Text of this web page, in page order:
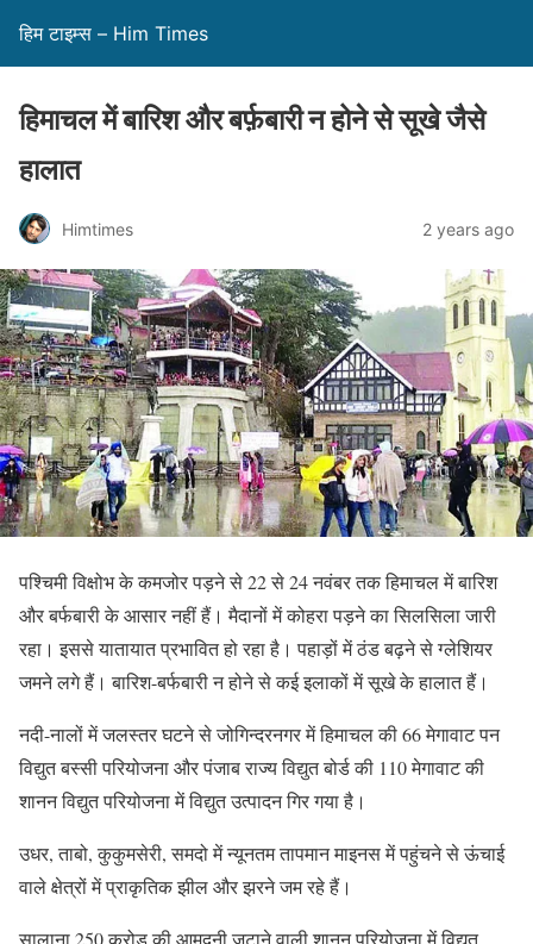
हिम टाइम्स – Him Times
हिमाचल में बारिश और बर्फ़बारी न होने से सूखे जैसे
हालात
Himtimes 2 years ago
पश्चिमी विक्षोभ के कमजोर पड़ने से 22 से 24 नवंबर तक हिमाचल में बारिश
और बर्फबारी के आसार नहीं हैं। मैदानों में कोहरा पड़ने का सिलसिला जारी
रहा। इससे यातायात प्रभावित हो रहा है। पहाड़ों में ठंड बढ़ने से ग्लेशियर
जमने लगे हैं। बारिश-बर्फबारी न होने से कई इलाकों में सूखे के हालात हैं।
नदी-नालों में जलस्तर घटने से जोगिन्दरनगर में हिमाचल की 66 मेगावाट पन
विद्युत बस्सी परियोजना और पंजाब राज्य विद्युत बोर्ड की 110 मेगावाट की
शानन विद्युत परियोजना में विद्युत उत्पादन गिर गया है।
उधर, ताबो, कुकुमसेरी, समदो में न्यूनतम तापमान माइनस में पहुंचने से ऊंचाई
वाले क्षेत्रों में प्राकृतिक झील और झरने जम रहे हैं।